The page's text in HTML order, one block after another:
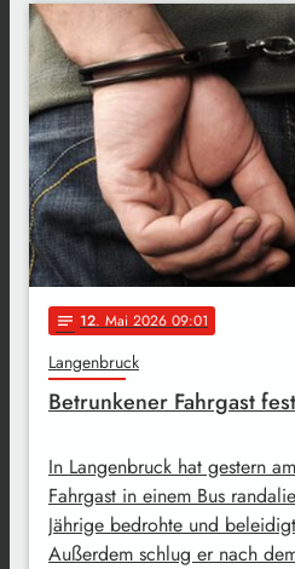
notes 12. Mai 2026 09:01
Langenbruck
Betrunkener Fahrgast
In Langenbruck hat gestern
Fahrgast in einem Bus
Jährige bedrohte und
Außerdem schlug er nach